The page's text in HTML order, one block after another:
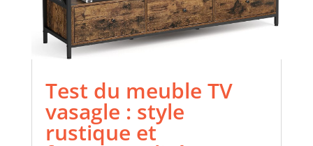
Test du meuble TV
vasagle : style
rustique et